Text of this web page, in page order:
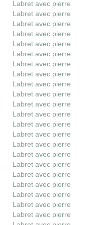
Labret avec pierre
Labret avec pierre
Labret avec pierre
Labret avec pierre
Labret avec pierre
Labret avec pierre
Labret avec pierre
Labret avec pierre
Labret avec pierre
Labret avec pierre
Labret avec pierre
Labret avec pierre
Labret avec pierre
Labret avec pierre
Labret avec pierre
Labret avec pierre
Labret avec pierre
Labret avec pierre
Labret avec pierre
Labret avec pierre
Labret avec pierre
Labret avec pierre